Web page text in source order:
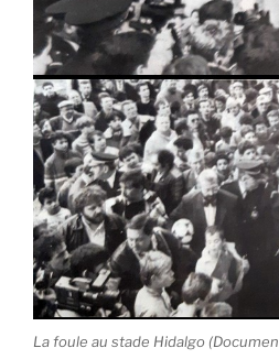
La foule au stade Hidalgo